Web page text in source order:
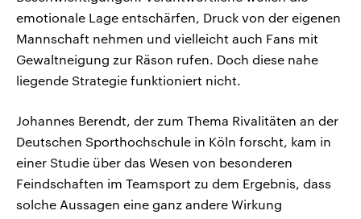
emotionale Lage entschärfen, Druck von der eigenen
Mannschaft nehmen und vielleicht auch Fans mit
Gewaltneigung zur Räson rufen. Doch diese nahe
liegende Strategie funktioniert nicht.
Johannes Berendt, der zum Thema Rivalitäten an der
Deutschen Sporthochschule in Köln forscht, kam in
einer Studie über das Wesen von besonderen
Feindschaften im Teamsport zu dem Ergebnis, dass
solche Aussagen eine ganz andere Wirkung